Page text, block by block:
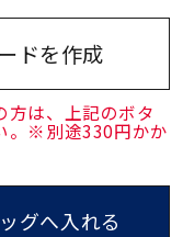
ドを作成
方は、上記のボタ
。※別途330円かか
グへ入れる